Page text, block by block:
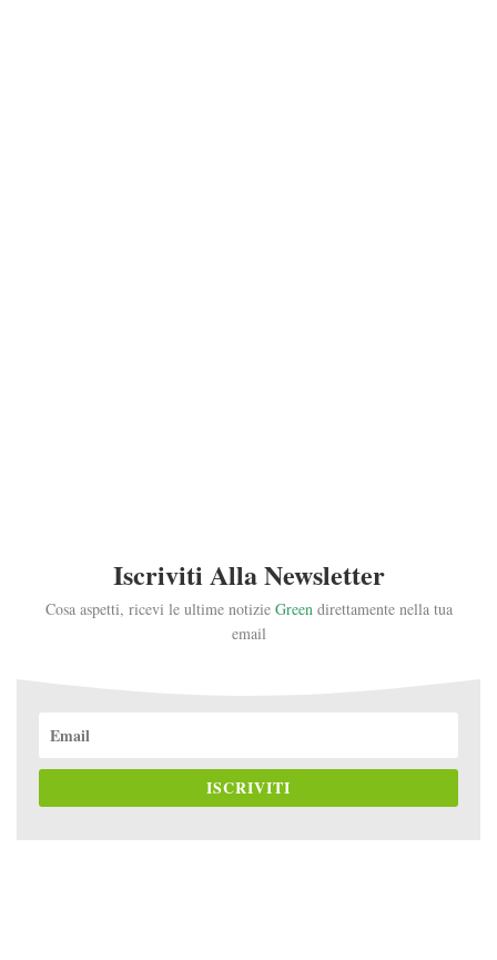
Iscriviti Alla Newsletter
Cosa aspetti, ricevi le ultime notizie Greendirettamente nella tua
email
ISCRIVITI